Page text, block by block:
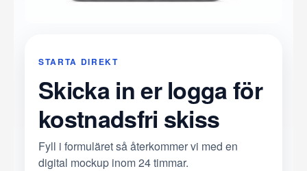
STARTA DIREKT
Skicka in er logga för
kostnadsfri skiss
Fyll i formuläret så återkommer vi med en
digital mockup inom 24 timmar.